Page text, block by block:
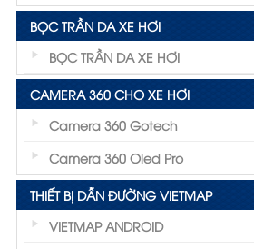
BỌC TRẦN DA XE HƠI
BỌC TRẦN DA XE HƠI
CAMERA 360 CHO XE HƠI
Camera 360 Gotech
Camera 360 Oled Pro
THIẾT BỊ DẪN ĐƯỜNG VIETMAP
VIETMAP ANDROID